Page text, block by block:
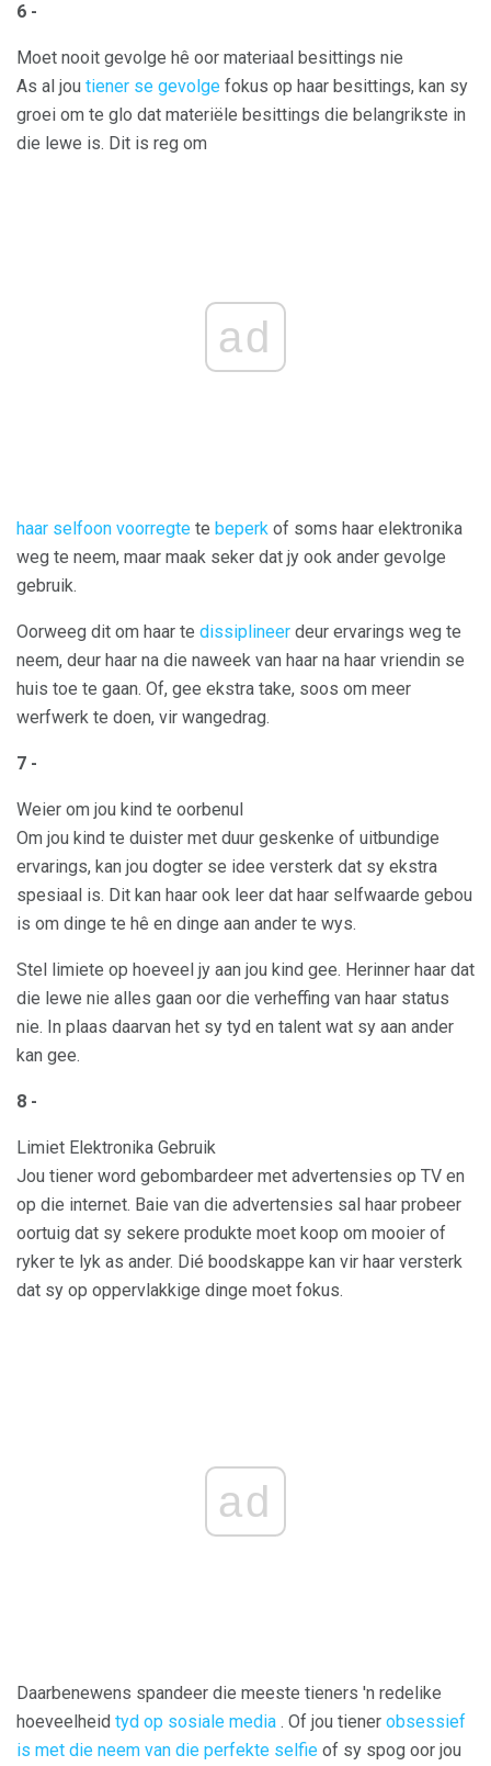
6 -
Moet nooit gevolge hê oor materiaal besittings nie
As al jou tiener se gevolge fokus op haar besittings, kan sy
groei om te glo dat materiële besittings die belangrikste in
die lewe is. Dit is reg om
ad
haar selfoon voorregte te beperk of soms haar elektronika
weg te neem, maar maak seker dat jy ook ander gevolge
gebruik.
Oorweeg dit om haar te dissiplineer deur ervarings weg te
neem, deur haar na die naweek van haar na haar vriendin se
huis toe te gaan. Of, gee ekstra take, soos om meer
werfwerk te doen, vir wangedrag.
7 -
Weier om jou kind te oorbenul
Om jou kind te duister met duur geskenke of uitbundige
ervarings, kan jou dogter se idee versterk dat sy ekstra
spesiaal is. Dit kan haar ook leer dat haar selfwaarde gebou
is om dinge te hê en dinge aan ander te wys.
Stel limiete op hoeveel jy aan jou kind gee. Herinner haar dat
die lewe nie alles gaan oor die verheffing van haar status
nie. In plaas daarvan het sy tyd en talent wat sy aan ander
kan gee.
8 -
Limiet Elektronika Gebruik
Jou tiener word gebombardeer met advertensies op TV en
op die internet. Baie van die advertensies sal haar probeer
oortuig dat sy sekere produkte moet koop om mooier of
ryker te lyk as ander. Dié boodskappe kan vir haar versterk
dat sy op oppervlakkige dinge moet fokus.
ad
Daarbenewens spandeer die meeste tieners 'n redelike
hoeveelheid tyd op sosiale media . Of jou tiener obsessief
is met die neem van die perfekte selfie of sy spog oor jou